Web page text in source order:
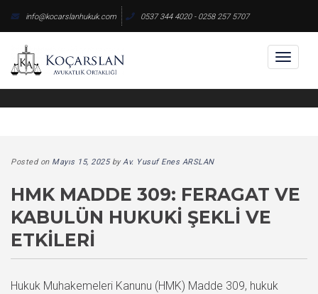
content
info@kocarslanhukuk.com 0537 344 4020 - 0258 257 5707
Posted on Mayıs 15, 2025byAv. Yusuf Enes ARSLAN
HMK MADDE 309: FERAGAT VE
KABULÜN HUKUKI ŞEKLI VE
ETKILERI
Hukuk Muhakemeleri Kanunu (HMK) Madde 309, hukuk